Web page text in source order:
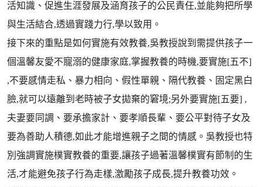
活知識、促進生涯發展及涵育孩子的公民責任,並能夠把所學
與生活結合,透過實踐力行,學以致用。
接下來的重點是如何實施有效教養,吳教授說到需提供孩子一
個溫馨友愛不寵溺的健康家庭,掌握教養的時機,要實施[五不]
,不要感情走私、暴力相向、假性單親、隔代教養、固定黑白
臉,就可以遠離到老時被子女拋棄的窘境;另外要實施[五要] ,
夫妻要同調、要承擔家計、要孝順長輩、要公平對待子女及
要為善助人積德,如此才能增進親子之間的情感。吳教授也特
別強調實施樸實教養的重要,讓孩子過著溫馨樸實有節制的生
活,才能避免孩子行為走樣,激勵孩子成長,提升教養功效。